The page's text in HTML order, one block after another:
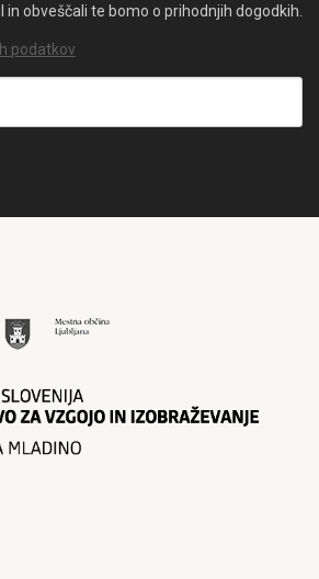
obveščali te bomo o prihodnjih dogodkih.
podatkov